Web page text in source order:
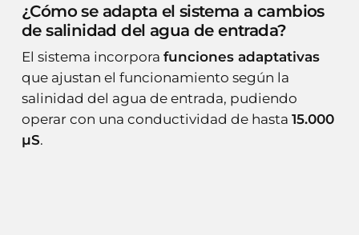
¿Cómo se adapta el sistema a cambios
de salinidad del agua de entrada?
El sistema incorpora funciones adaptativas
que ajustan el funcionamiento según la
salinidad del agua de entrada, pudiendo
operar con una conductividad de hasta 15.000
µS.